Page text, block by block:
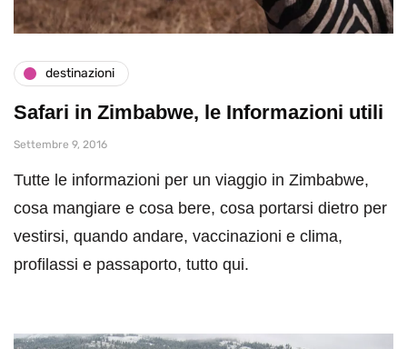
destinazioni
Safari in Zimbabwe, le Informazioni utili
Settembre 9, 2016
Tutte le informazioni per un viaggio in Zimbabwe,
cosa mangiare e cosa bere, cosa portarsi dietro per
vestirsi, quando andare, vaccinazioni e clima,
profilassi e passaporto, tutto qui.